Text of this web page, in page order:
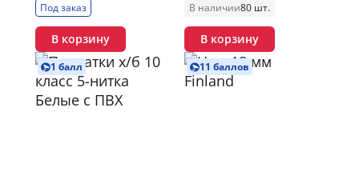
Под заказ
В корзину
В наличии80 шт.
В корзину
1 балл 11 баллов